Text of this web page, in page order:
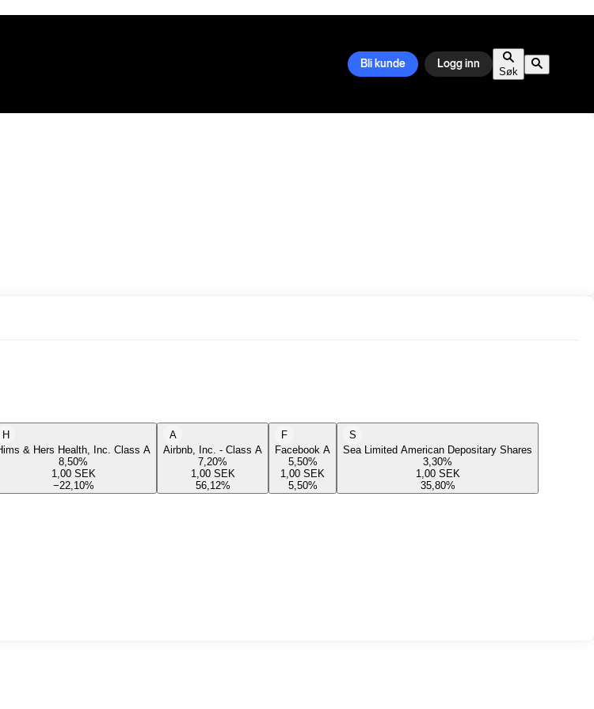
Bli kunde Logg inn
Søk
H
& Hers Health, Inc. Class A
8,50%
1,00 SEK
−22,10%
A
Airbnb, Inc. - Class A
7,20%
1,00 SEK
56,12%
F
Facebook A
5,50%
1,00 SEK
5,50%
S
Sea Limited American Depositary Shares
3,30%
1,00 SEK
35,80%